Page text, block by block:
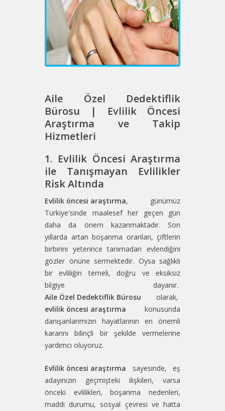
Aile Özel Dedektiflik
Bürosu | Evlilik Öncesi
Araştırma ve Takip
Hizmetleri
1. Evlilik Öncesi Araştırma
ile Tanışmayan Evlilikler
Risk Altında
Evlilik öncesi araştırma, günümüz
Türkiye'sinde maalesef her geçen gün
daha da önem kazanmaktadır. Son
yıllarda artan boşanma oranları, çiftlerin
birbirini yeterince tanımadan evlendiğini
gözler önüne sermektedir. Oysa sağlıklı
bir evliliğin temeli, doğru ve eksiksiz
bilgiye dayanır.
Aile Özel Dedektiflik Bürosu olarak,
evlilik öncesi araştırma konusunda
danışanlarımızın hayatlarının en önemli
kararını bilinçli bir şekilde vermelerine
yardımcı oluyoruz.
Evlilik öncesi araştırma sayesinde, eş
adayınızın geçmişteki ilişkileri, varsa
önceki evlilikleri, boşanma nedenleri,
maddi durumu, sosyal çevresi ve hatta